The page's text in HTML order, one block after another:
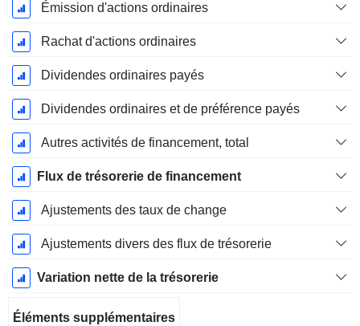
Émission d'actions ordinaires
Rachat d'actions ordinaires
Dividendes ordinaires payés
Dividendes ordinaires et de préférence payés
Autres activités de financement, total
Flux de trésorerie de financement
Ajustements des taux de change
Ajustements divers des flux de trésorerie
Variation nette de la trésorerie
Éléments supplémentaires